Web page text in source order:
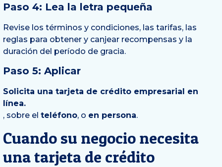
Paso 4: Lea la letra pequeña
Revise los términos y condiciones, las tarifas, las
reglas para obtener y canjear recompensas y la
duración del período de gracia.
Paso 5: Aplicar
Solicita una tarjeta de crédito empresarial en
línea.
, sobre el teléfono, o en persona.
Cuando su negocio necesita
una tarjeta de crédito